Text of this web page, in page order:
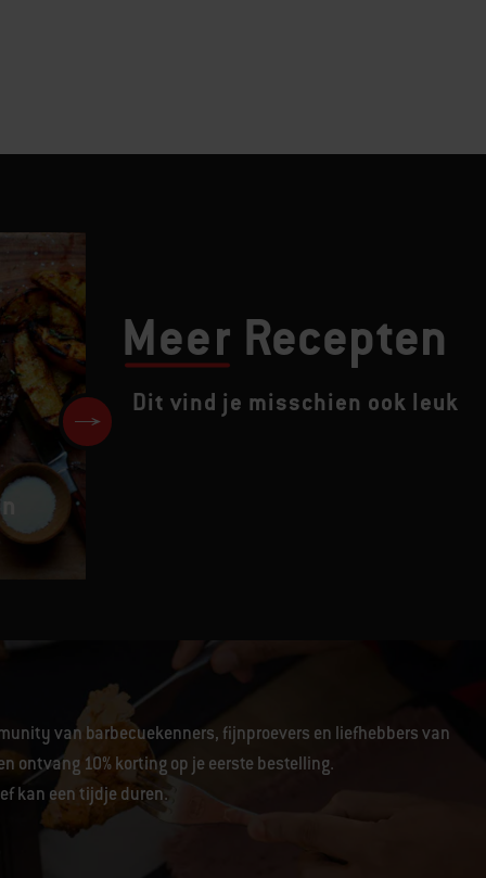
Meer Recepten
Dit vind je misschien ook leuk
van barbecuekenners, fijnproevers en liefhebbers van
ontvang 10% korting op je eerste bestelling.
kan een tijdje duren.